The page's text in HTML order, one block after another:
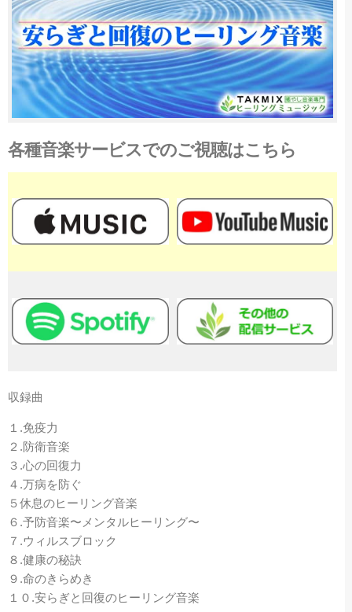
各種音楽サービスでのご視聴はこちら
収録曲
１.免疫力
２.防衛音楽
３.心の回復力
４.万病を防ぐ
５休息のヒーリング音楽
６.予防音楽〜メンタルヒーリング〜
７.ウィルスブロック
８.健康の秘訣
９.命のきらめき
１０.安らぎと回復のヒーリング音楽